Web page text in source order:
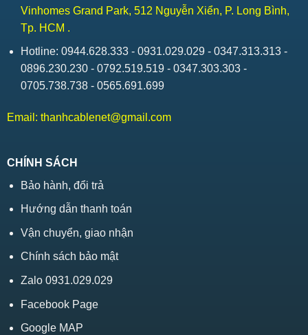
Vinhomes Grand Park, 512 Nguyễn Xiển, P. Long Bình,
Tp. HCM .
Hotline: 0944.628.333 - 0931.029.029 - 0347.313.313 -
0896.230.230 - 0792.519.519 - 0347.303.303 -
0705.738.738 - 0565.691.699
Email: thanhcablenet@gmail.com
CHÍNH SÁCH
Bảo hành, đổi trả
Hướng dẫn thanh toán
Vận chuyển, giao nhận
Chính sách bảo mật
Zalo 0931.029.029
Facebook Page
Google MAP